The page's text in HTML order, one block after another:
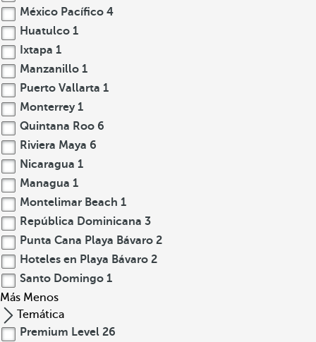
México Pacífico 4
Huatulco 1
Ixtapa 1
Manzanillo 1
Puerto Vallarta 1
Monterrey 1
Quintana Roo 6
Riviera Maya 6
Nicaragua 1
Managua 1
Montelimar Beach 1
República Dominicana 3
Punta Cana Playa Bávaro 2
Hoteles en Playa Bávaro 2
Santo Domingo 1
Más Menos
Temática
Premium Level 26